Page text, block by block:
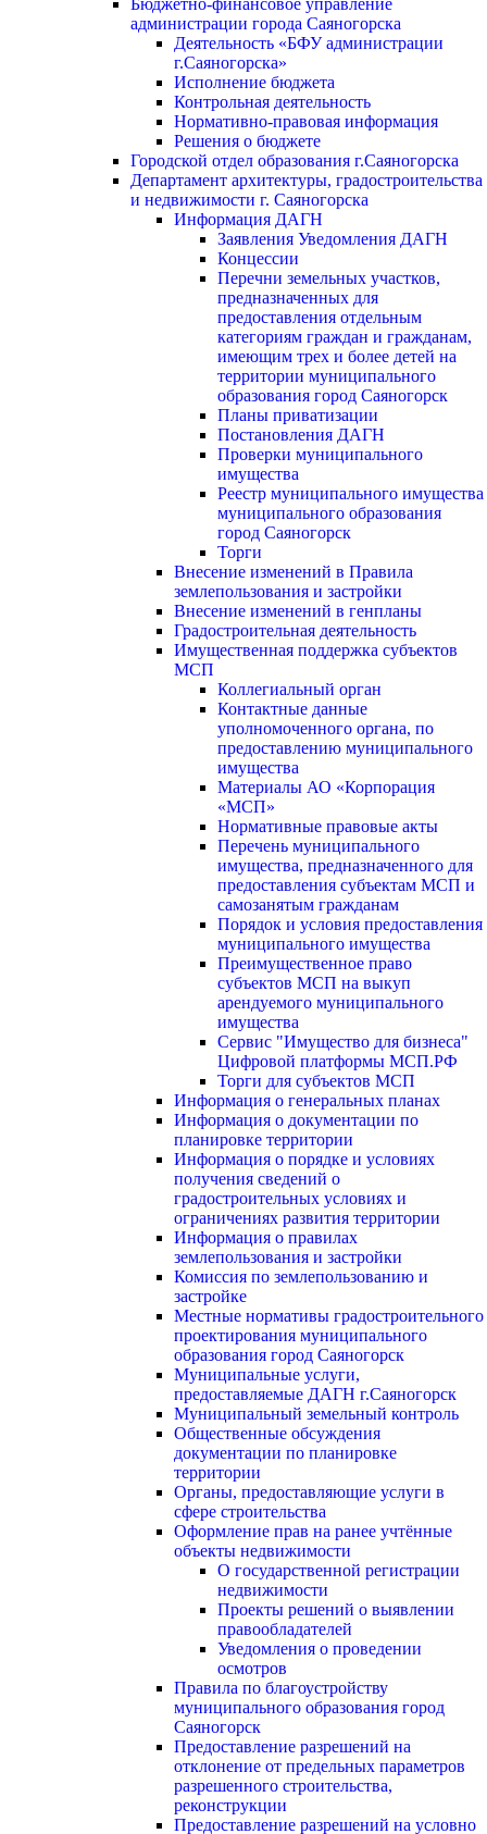
Бюджетно-финансовое управление
администрации города Саяногорска
Деятельность «БФУ администрации
г.Саяногорска»
Исполнение бюджета
Контрольная деятельность
Нормативно-правовая информация
Решения о бюджете
Городской отдел образования г.Саяногорска
Департамент архитектуры, градостроительства
и недвижимости г. Саяногорска
Информация ДАГН
Заявления Уведомления ДАГН
Концессии
Перечни земельных участков,
предназначенных для
предоставления отдельным
категориям граждан и гражданам,
имеющим трех и более детей на
территории муниципального
образования город Саяногорск
Планы приватизации
Постановления ДАГН
Проверки муниципального
имущества
Реестр муниципального имущества
муниципального образования
город Саяногорск
Торги
Внесение изменений в Правила
землепользования и застройки
Внесение изменений в генпланы
Градостроительная деятельность
Имущественная поддержка субъектов
МСП
Коллегиальный орган
Контактные данные
уполномоченного органа, по
предоставлению муниципального
имущества
Материалы АО «Корпорация
«МСП»
Нормативные правовые акты
Перечень муниципального
имущества, предназначенного для
предоставления субъектам МСП и
самозанятым гражданам
Порядок и условия предоставления
муниципального имущества
Преимущественное право
субъектов МСП на выкуп
арендуемого муниципального
имущества
Сервис "Имущество для бизнеса"
Цифровой платформы МСП.РФ
Торги для субъектов МСП
Информация о генеральных планах
Информация о документации по
планировке территории
Информация о порядке и условиях
получения сведений о
градостроительных условиях и
ограничениях развития территории
Информация о правилах
землепользования и застройки
Комиссия по землепользованию и
застройке
Местные нормативы градостроительного
проектирования муниципального
образования город Саяногорск
Муниципальные услуги,
предоставляемые ДАГН г.Саяногорск
Муниципальный земельный контроль
Общественные обсуждения
документации по планировке
территории
Органы, предоставляющие услуги в
сфере строительства
Оформление прав на ранее учтённые
объекты недвижимости
О государственной регистрации
недвижимости
Проекты решений о выявлении
правообладателей
Уведомления о проведении
осмотров
Правила по благоустройству
муниципального образования город
Саяногорск
Предоставление разрешений на
отклонение от предельных параметров
разрешенного строительства,
реконструкции
Предоставление разрешений на условно